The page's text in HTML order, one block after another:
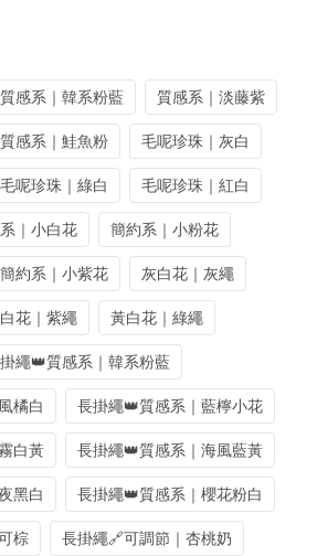
質感系｜韓系粉藍 質感系｜淡藤紫
質感系｜鮭魚粉 毛呢珍珠｜灰白
毛呢珍珠｜綠白 毛呢珍珠｜紅白
｜小白花 簡約系｜小粉花
簡約系｜小紫花 灰白花｜灰繩
花｜紫繩 黃白花｜綠繩
繩👑質感系｜韓系粉藍
橘白 長掛繩👑質感系｜藍檸小花
白黃 長掛繩👑質感系｜海風藍黃
黑白 長掛繩👑質感系｜櫻花粉白
棕 長掛繩🔗可調節｜杏桃奶